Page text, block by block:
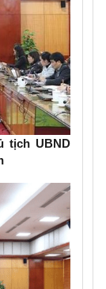
tịch UBND